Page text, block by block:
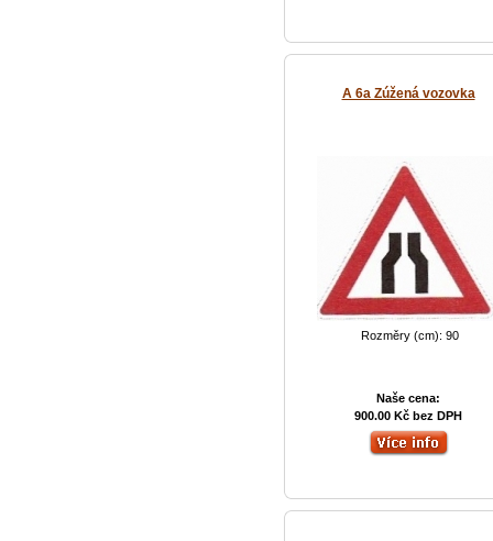
A 6a Zúžená vozovka
Rozměry (cm): 90
Naše cena:
900.00 Kč bez DPH